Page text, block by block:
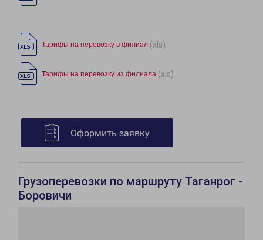
Тарифы на перевозку в филиал (xls)
Тарифы на перевозку из филиала (xls)
Оформить заявку
Грузоперевозки по маршруту Таганрог -
Боровичи